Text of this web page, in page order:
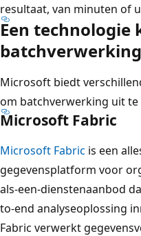
resultaat, van minuten of
Een technologie
batchverwerking
Microsoft biedt
om batchverwerking uit te
Microsoft Fabric
Microsoft Fabric is een
gegevensplatform voor
als-een-dienstenaanbod
to-end analyseoplossing
Fabric verwerkt